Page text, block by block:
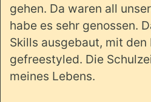
gehen. Da waren all
habe es sehr genossen.
Skills ausgebaut, mit den
gefreestyled. Die
meines Lebens.